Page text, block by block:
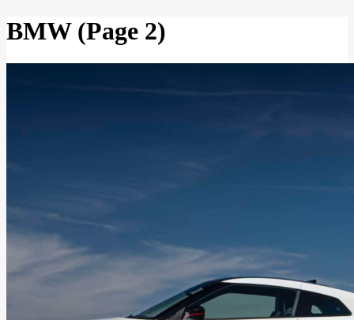
BMW (Page 2)